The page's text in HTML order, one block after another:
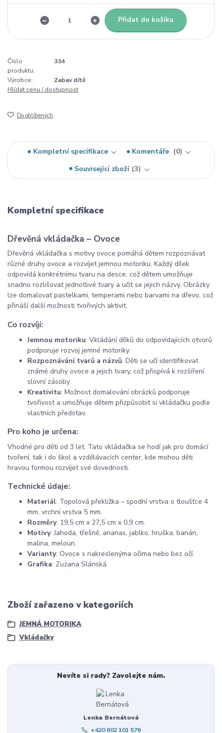
Přidat do košíku
Číslo
produktu:
334
Výrobce:
Zabav dítě
Hlídat cenu / dostupnost
Do oblíbených
Kompletní specifikace Komentáře
0
Související zboží 3
Kompletní specifikace
Dřevěná vkládačka – Ovoce
Dřevěná vkládačka s motivy ovoce pomáhá dětem rozpoznávat
různé druhy ovoce a rozvíjet jemnou motoriku. Každý dílek
odpovídá konkrétnímu tvaru na desce, což dětem umožňuje
snadno rozlišovat jednotlivé tvary a učit se jejich názvy. Obrázky
lze domalovat pastelkami, temperami nebo barvami na dřevo, což
přináší další možnosti tvořivých aktivit.
Co rozvíjí:
Jemnou motoriku: Vkládání dílků do odpovídajících otvorů
podporuje rozvoj jemné motoriky.
Rozpoznávání tvarů a názvů: Děti se učí identifikovat
známé druhy ovoce a jejich tvary, což přispívá k rozšíření
slovní zásoby.
Kreativitu: Možnost domalování obrázků podporuje
tvořivost a umožňuje dětem přizpůsobit si vkládačku podle
vlastních představ.
Pro koho je určena:
Vhodné pro děti od 3 let. Tato vkládačka se hodí jak pro domácí
tvoření, tak i do škol a vzdělávacích center, kde mohou děti
hravou formou rozvíjet své dovednosti.
Technické údaje:
Materiál: Topolová překližka – spodní vrstva o tloušťce 4
mm, vrchní vrstva 5 mm.
Rozměry: 19,5 cm x 27,5 cm x 0,9 cm.
Motivy: Jahoda, třešně, ananas, jablko, hruška, banán,
malina, meloun.
Varianty: Ovoce s nakreslenýma očima nebo bez očí.
Grafika: Zuzana Slánská
Zboží zařazeno v kategoriích
JEMNÁ MOTORIKA
Vkládačky
Nevíte si rady? Zavolejte nám.
Lenka Bernátová
+420 602 101 576